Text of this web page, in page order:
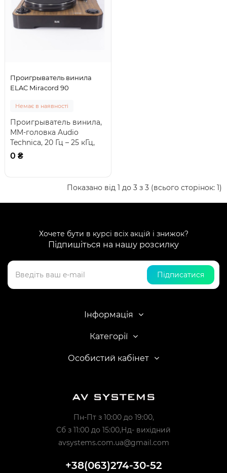
Проигрыватель винила
ELAC Miracord 90
Немає в наявності
Проигрыватель винила,
MM-головка Audio
Technica, 20 Гц – 25 кГц,
сила прижима 1.4 ± 0.4 г,
0 ₴
Показано від 1 до 3 з 3 (всього сторінок: 1)
Хочете бути в курсі всіх акцій і знижок?
Підпишіться на нашу розсилку
Підписатися
Інформація
Категорії
Особистий кабінет
Пн-Пт з 10:00 до 19:00,
Сб з 11:00 до 15:00,Нд- вихідний
avsystems.com.ua@gmail.com
+38(063)274-30-52